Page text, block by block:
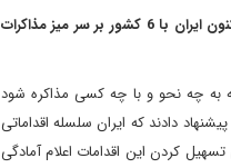
فرایند تاریخی تشکیل گروه کشورهای مذاکره کننده با ایران چگونه است. اینکه چطور از سه کشور طرف مذاکره کننده، اکنون ایران با 6 کشور بر سر میز مذاکرات
به اینکه به چه نحو و با چه کسی مذاکره شود
دادند که ایران سلسله اقداماتی
کشور نیز برای تسهیل کردن این اقدامات اعلام آمادگی